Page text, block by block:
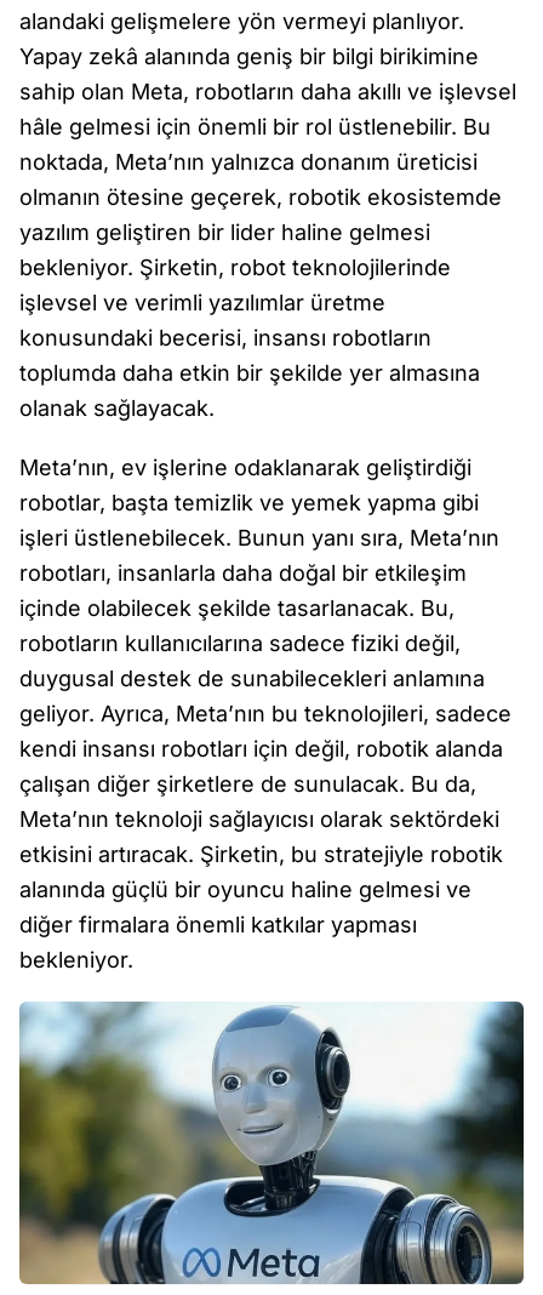
alandaki gelişmelere yön vermeyi planlıyor.
Yapay zekâ alanında geniş bir bilgi birikimine
sahip olan Meta, robotların daha akıllı ve işlevsel
hâle gelmesi için önemli bir rol üstlenebilir. Bu
noktada, Meta’nın yalnızca donanım üreticisi
olmanın ötesine geçerek, robotik ekosistemde
yazılım geliştiren bir lider haline gelmesi
bekleniyor. Şirketin, robot teknolojilerinde
işlevsel ve verimli yazılımlar üretme
konusundaki becerisi, insansı robotların
toplumda daha etkin bir şekilde yer almasına
olanak sağlayacak.
Meta’nın, ev işlerine odaklanarak geliştirdiği
robotlar, başta temizlik ve yemek yapma gibi
işleri üstlenebilecek. Bunun yanı sıra, Meta’nın
robotları, insanlarla daha doğal bir etkileşim
içinde olabilecek şekilde tasarlanacak. Bu,
robotların kullanıcılarına sadece fiziki değil,
duygusal destek de sunabilecekleri anlamına
geliyor. Ayrıca, Meta’nın bu teknolojileri, sadece
kendi insansı robotları için değil, robotik alanda
çalışan diğer şirketlere de sunulacak. Bu da,
Meta’nın teknoloji sağlayıcısı olarak sektördeki
etkisini artıracak. Şirketin, bu stratejiyle robotik
alanında güçlü bir oyuncu haline gelmesi ve
diğer firmalara önemli katkılar yapması
bekleniyor.